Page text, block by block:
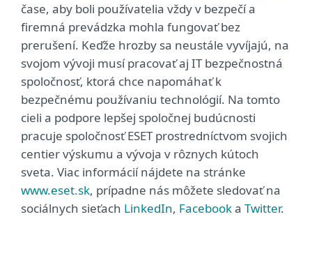
čase, aby boli používatelia vždy v bezpečí a
firemná prevádzka mohla fungovať bez
prerušení. Keďže hrozby sa neustále vyvíjajú, na
svojom vývoji musí pracovať aj IT bezpečnostná
spoločnosť, ktorá chce napomáhať k
bezpečnému používaniu technológií. Na tomto
cieli a podpore lepšej spoločnej budúcnosti
pracuje spoločnosť ESET prostredníctvom svojich
centier výskumu a vývoja v rôznych kútoch
sveta. Viac informácií nájdete na stránke
www.eset.sk, prípadne nás môžete sledovať na
sociálnych sieťach LinkedIn, Facebooka Twitter.